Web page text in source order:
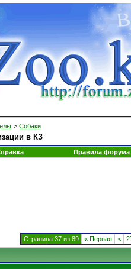
> Собаки
в КЗ
Правила форума
Страница 37 из 89 « Первая <